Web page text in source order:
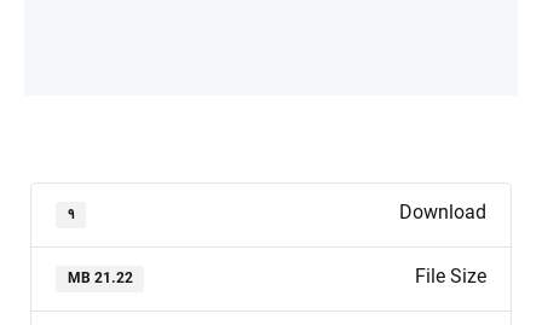
Download ۹
File Size
21.22 MB